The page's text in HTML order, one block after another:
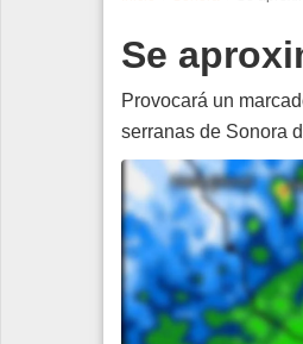
Edición Impresa
Se
Provocará un
serranas de Sonora